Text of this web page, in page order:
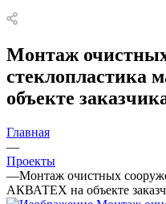
Монтаж
стеклопластика
объекте
Главная
—
Проекты
—Монтаж очистных
АКВАТЕХ на объекте